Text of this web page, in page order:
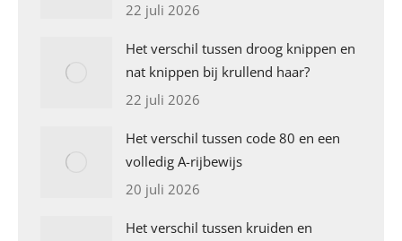
22 juli 2026
Het verschil tussen droog knippen en
nat knippen bij krullend haar?
22 juli 2026
Het verschil tussen code 80 en een
volledig A-rijbewijs
20 juli 2026
Het verschil tussen kruiden en